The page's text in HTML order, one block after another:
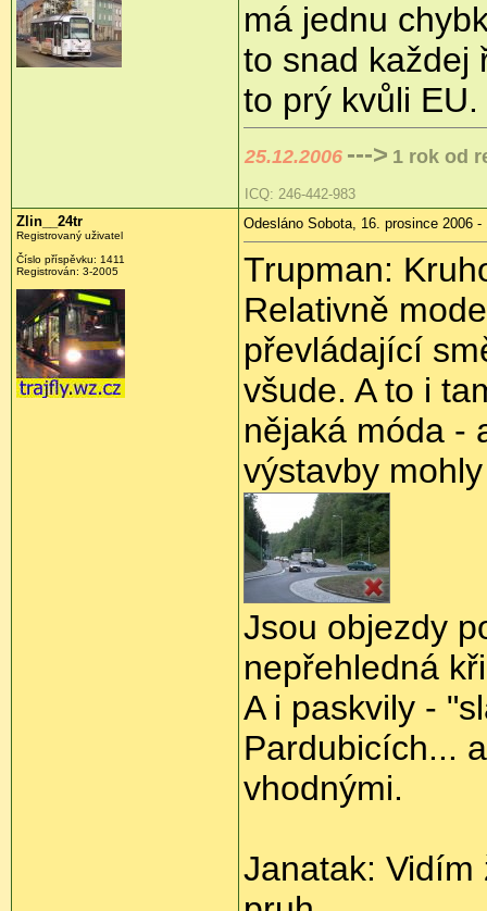
má jednu
to snad každej
to prý kvůli
25.12.2006 ---> 1 rok od
ICQ: 246-442-983
Zlin__24tr
Registrovaný uživatel
Číslo příspěvku: 1411
Registrován: 3-2005
Odesláno Sobota, 16. prosince 2006 -
Trupman:
Relativně
převládající
všude. A to i
nějaká móda -
výstavby
Jsou objezdy
nepřehledná
A i paskvily -
Pardubicích...
vhodnými.
Janatak: Vidím